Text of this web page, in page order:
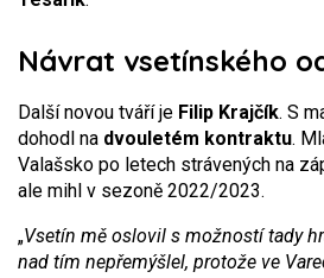
Návrat vsetínského
Další novou tváří je Filip Krajčík. S
dohodl na dvouletém kontraktu.
Valašsko po letech strávených na
ale mihl v sezoně 2022/2023.
„Vsetín mě oslovil s možností tady
nad tím nepřemýšlel, protože ve